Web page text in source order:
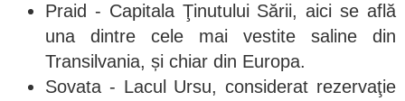
Praid - Capitala Ţinutului Sării, aici se află
una dintre cele mai vestite saline din
Transilvania, și chiar din Europa.
Sovata - Lacul Ursu, considerat rezervaţie